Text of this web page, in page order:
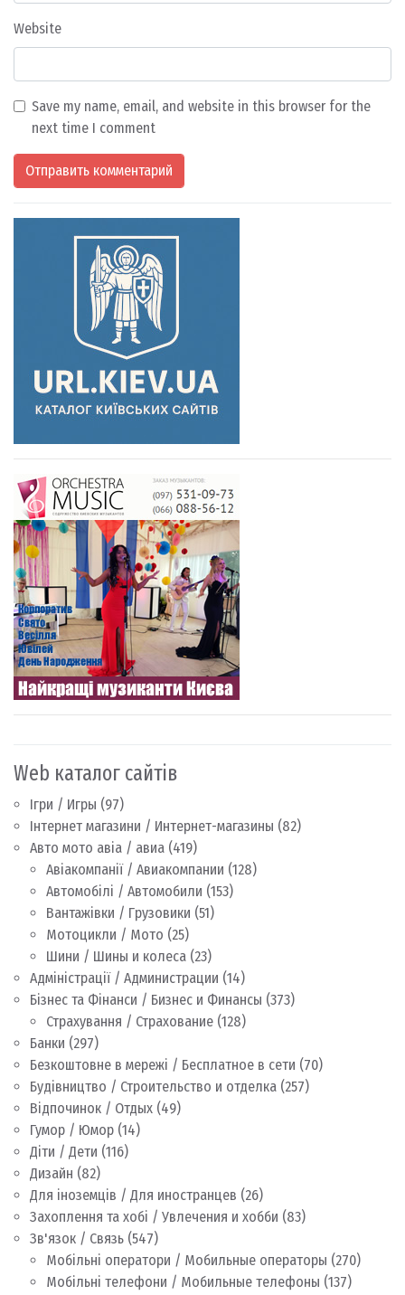
Web каталог сайтів
Ігри / Игры (97)
Інтернет магазини / Интернет-магазины (82)
Авто мото авіа / авиа (419)
Авіакомпанії / Авиакомпании (128)
Автомобілі / Автомобили (153)
Вантажівки / Грузовики (51)
Мотоцикли / Мото (25)
Шини / Шины и колеса (23)
Адміністрації / Администрации (14)
Бізнес та Фінанси / Бизнес и Финансы (373)
Страхування / Страхование (128)
Банки (297)
Безкоштовне в мережі / Бесплатное в сети (70)
Будівництво / Строительство и отделка (257)
Відпочинок / Отдых (49)
Гумор / Юмор (14)
Діти / Дети (116)
Дизайн (82)
Для іноземців / Для иностранцев (26)
Захоплення та хобі / Увлечения и хобби (83)
Зв'язок / Связь (547)
Мобільні оператори / Мобильные операторы (270)
Мобільні телефони / Мобильные телефоны (137)
Website
Save my name, email, and website in this browser for the
next time I comment